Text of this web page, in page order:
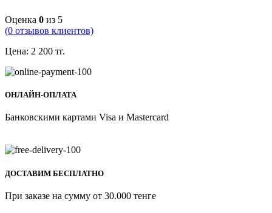
Оценка 0 из 5
(0 отзывов клиентов)
Цена: 2 200 тг.
ОНЛАЙН-ОПЛАТА
Банковскими картами Visa и Mastercard
ДОСТАВИМ БЕСПЛАТНО
При заказе на сумму от 30.000 тенге